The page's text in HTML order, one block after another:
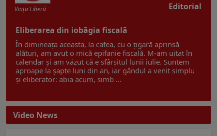
Editorial
Viaţa Liberă
Eliberarea din iobăgia fiscală
În dimineața aceasta, la cafea, cu o țigară aprinsă
alături, am avut o mică epifanie fiscală. M-am uitat în
calendar și am văzut că e sfârșitul lunii iulie. Suntem
aproape la șapte luni din an, iar gândul a venit simplu
și eliberator: abia acum, simb ...
Video News